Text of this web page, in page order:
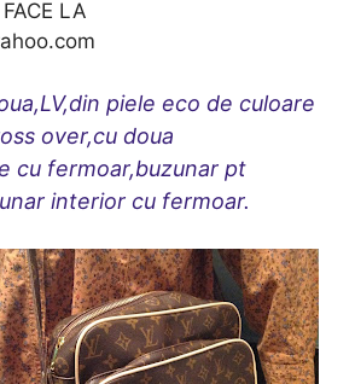
LA
piele eco de culoare
over,cu doua
cu fermoar,buzunar pt
interior cu fermoar.